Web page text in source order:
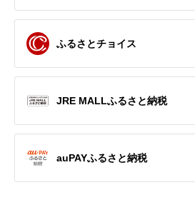
ふるさとチョイス
JRE MALLふるさと納税
auPAYふるさと納税